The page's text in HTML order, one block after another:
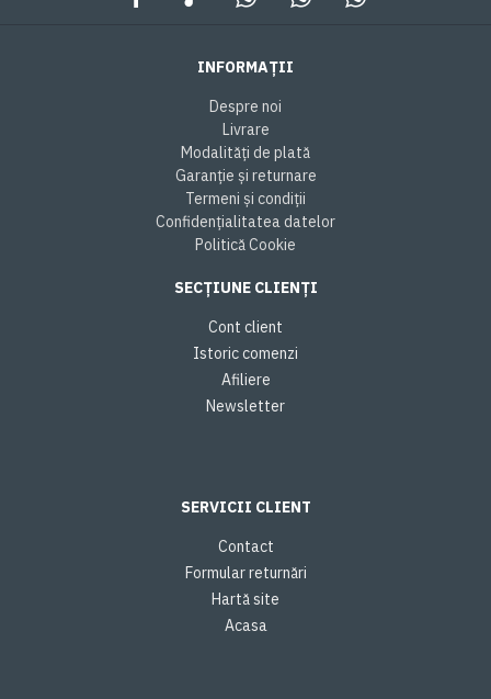
INFORMAȚII
Despre noi
Livrare
Modalități de plată
Garanție și returnare
Termeni și condiții
Confidențialitatea datelor
Politică Cookie
SECȚIUNE CLIENȚI
Cont client
Istoric comenzi
Afiliere
Newsletter
SERVICII CLIENT
Contact
Formular returnări
Hartă site
Acasa